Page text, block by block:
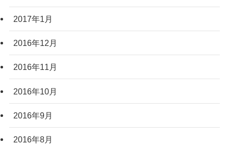
2017年1月
2016年12月
2016年11月
2016年10月
2016年9月
2016年8月